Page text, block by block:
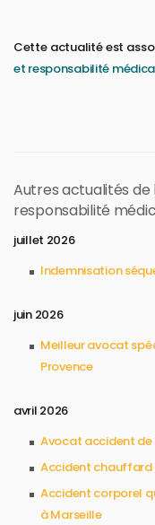
Cette actualité est
et responsabilité
Autres actualités
responsabilité
juillet 2026
Indemnisation
juin 2026
Meilleur avocat
Provence
avril 2026
Avocat accident de
Accident chauffard
Accident corporel
à Marseille